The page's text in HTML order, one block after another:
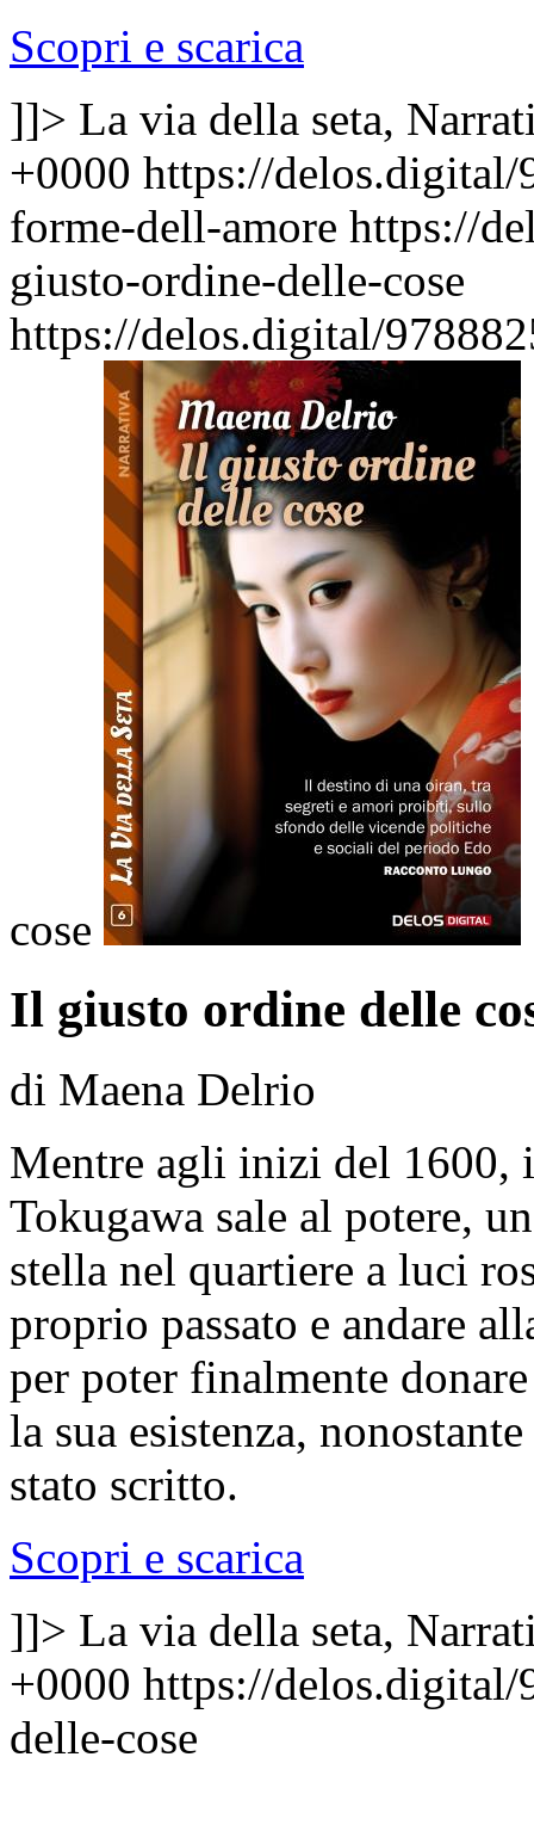
Scopri e scarica
]]> La via della seta,
+0000 https://
forme-dell-amore https://
giusto-ordine-delle-cose
https://delos.digital/
cose
Il giusto ordine delle
di Maena Delrio
Mentre agli inizi del 1600,
Tokugawa sale al potere,
stella nel quartiere a luci
proprio passato e andare
per poter finalmente
la sua esistenza,
stato scritto.
Scopri e scarica
]]> La via della seta,
+0000 https://
delle-cose